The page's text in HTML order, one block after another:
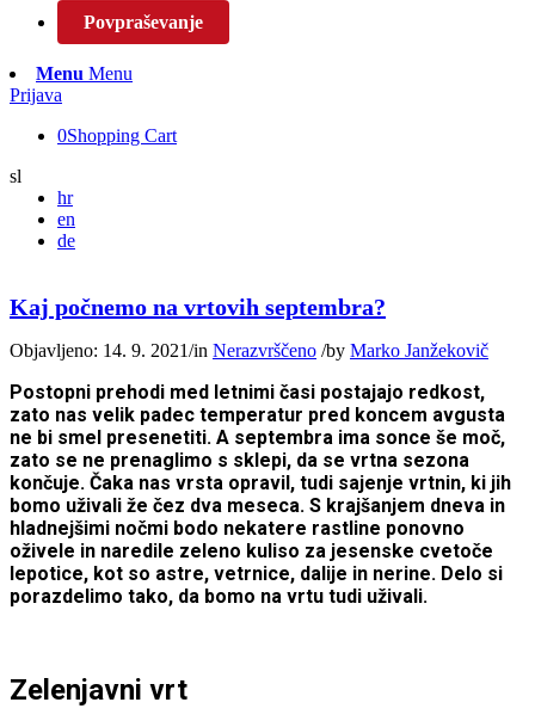
Povpraševanje
Menu Menu
Prijava
0Shopping Cart
sl
hr
en
de
Kaj počnemo na vrtovih septembra?
Objavljeno: 14. 9. 2021/in Nerazvrščeno /by Marko Janžekovič
Postopni prehodi med letnimi časi postajajo redkost,
zato nas velik padec temperatur pred koncem avgusta
ne bi smel presenetiti. A septembra ima sonce še moč,
zato se ne prenaglimo s sklepi, da se vrtna sezona
končuje. Čaka nas vrsta opravil, tudi sajenje vrtnin, ki jih
bomo uživali že čez dva meseca. S krajšanjem dneva in
hladnejšimi nočmi bodo nekatere rastline ponovno
oživele in naredile zeleno kuliso za jesenske cvetoče
lepotice, kot so astre, vetrnice, dalije in nerine. Delo si
porazdelimo tako, da bomo na vrtu tudi uživali.
Zelenjavni vrt